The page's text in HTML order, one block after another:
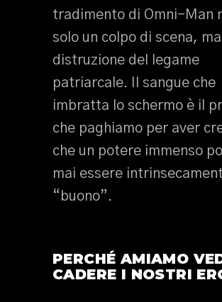
tradimento di Omni-Man
solo un colpo di scena,
distruzione del legame
patriarcale. Il sangue che
imbratta lo schermo è il
che paghiamo per aver
che un potere immenso
mai essere
“buono”.
PERCHÉ AMIAMO
CADERE I NOSTRI